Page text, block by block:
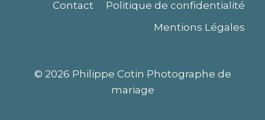
Contact
Politique de confidentialité
Mentions Légales
© 2026 Philippe Cotin Photographe de
mariage